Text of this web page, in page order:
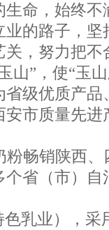
命，始终
的路子，
，努力把
山”，使“玉
级优质产品
市质量先
畅销陕西、
省（市）
乳业），采